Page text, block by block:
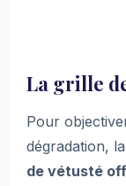
La grille
Pour
dégradation,
de vétusté